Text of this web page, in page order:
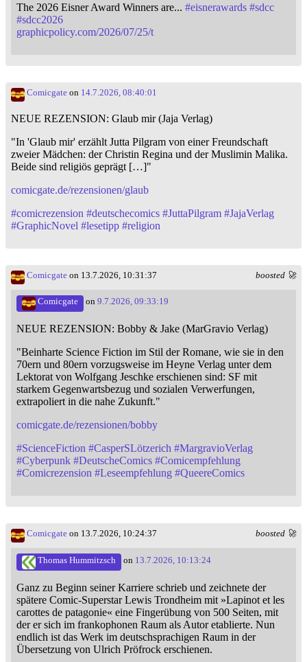
The 2026 Eisner Award Winners are... #eisnerawards #sdcc
#sdcc2026
graphicpolicy.com/2026/07/25/t
Comicgate on 14.7.2026, 08:40:01
NEUE REZENSION: Glaub mir (Jaja Verlag)
"In 'Glaub mir' erzählt Jutta Pilgram von einer Freundschaft
zweier Mädchen: der Christin Regina und der Muslimin Malika.
Beide sind religiös geprägt […]"
comicgate.de/rezensionen/glaub
#comicrezension #deutschecomics #JuttaPilgram #JajaVerlag
#GraphicNovel #lesetipp #religion
boosted 🚀
Comicgate on 13.7.2026, 10:31:37
Comicgate on 9.7.2026, 09:33:19
NEUE REZENSION: Bobby & Jake (MarGravio Verlag)
"Beinharte Science Fiction im Stil der Romane, wie sie in den
70ern und 80ern vorzugsweise im Heyne Verlag unter dem
Lektorat von Wolfgang Jeschke erschienen sind: SF mit
starkem Gegenwartsbezug und sozialen Verwerfungen,
extrapoliert in die nahe Zukunft."
comicgate.de/rezensionen/bobby
#ScienceFiction #CasperSLötzerich #MargravioVerlag
#Cyberpunk #DeutscheComics #Comicempfehlung
#Comicrezension #Leseempfehlung #QueereComics
boosted 🚀
Comicgate on 13.7.2026, 10:24:37
Thomas Hummitzsch on 13.7.2026, 10:13:24
Ganz zu Beginn seiner Karriere schrieb und zeichnete der
spätere Comic-Superstar Lewis Trondheim mit »Lapinot et les
carottes de patagonie« eine Fingerübung von 500 Seiten, mit
der er sich im frankophonen Raum als Autor etablierte. Nun
endlich ist das Werk im deutschsprachigen Raum in der
Übersetzung von Ulrich Pröfrock erschienen.